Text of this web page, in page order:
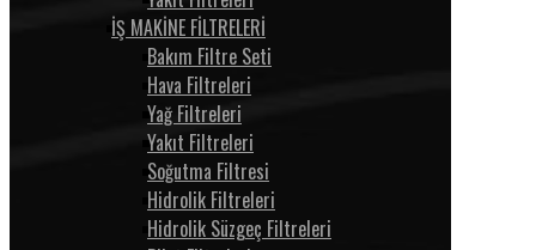
İŞ MAKİNE FİLTRELERİ
Bakım Filtre Seti
Hava Filtreleri
Yağ Filtreleri
Yakıt Filtreleri
Soğutma Filtresi
Hidrolik Filtreleri
Hidrolik Süzgeç Filtreleri